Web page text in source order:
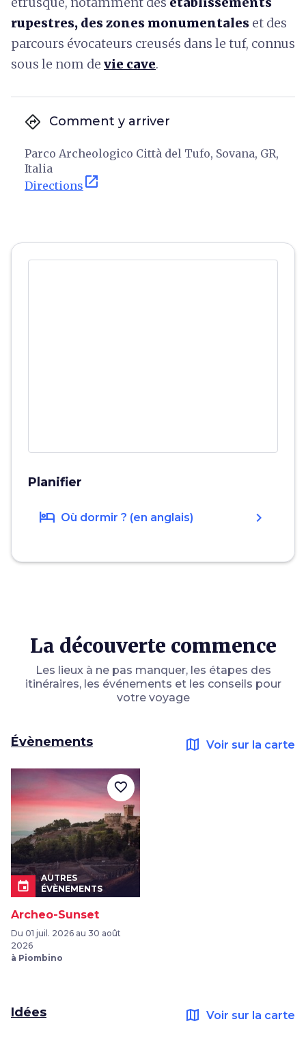
rupestres, des zones monumentales et des
parcours évocateurs creusés dans le tuf, connus
sous le nom de vie cave.
directions Comment y arriver
Parco Archeologico Città del Tufo, Sovana, GR,
Italia
Directions open_in_new
Planifier
hotel Où dormir ? (en anglais) chevron_right
La découverte commence
Les lieux à ne pas manquer, les étapes des
itinéraires, les événements et les conseils pour
votre voyage
Évènements map Voir sur la carte
event
AUTRES
ÉVÈNEMENTS
Archeo-Sunset
Du 01 juil. 2026 au 30 août
2026
à Piombino
favorite_border
Idées map Voir sur la carte